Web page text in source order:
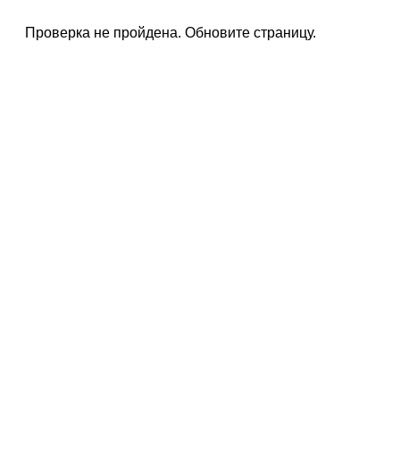
Проверка не пройдена. Обновите страницу.